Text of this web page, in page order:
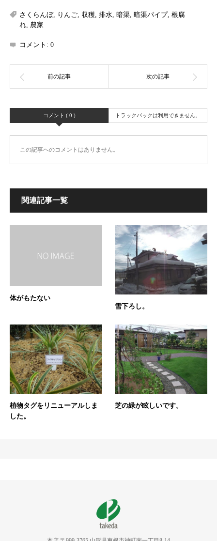
さくらんぼ, りんご, 収穫, 排水, 暗渠, 暗渠パイプ, 根腐
れ, 農家
コメント: 0
コメント ( 0 ) トラックバックは利用できません。
この記事へのコメントはありません。
関連記事一覧
体がもたない
雪下ろし。
植物タグをリニューアルしま
した。
芝の緑が眩しいです。